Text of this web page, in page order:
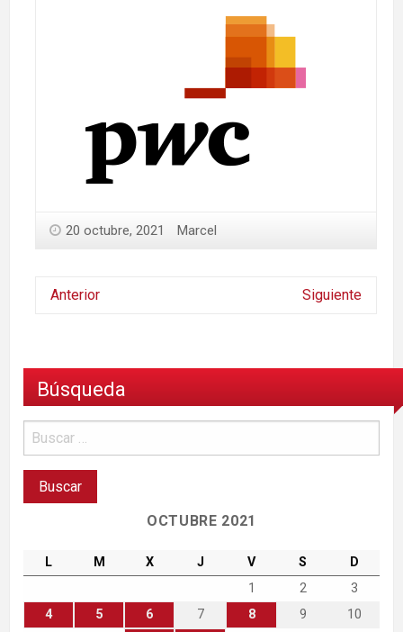
20 octubre, 2021 Marcel
Anterior Siguiente
Búsqueda
OCTUBRE 2021
L M X J V S
D
1
2
3
4
5 6 7 8 9
10